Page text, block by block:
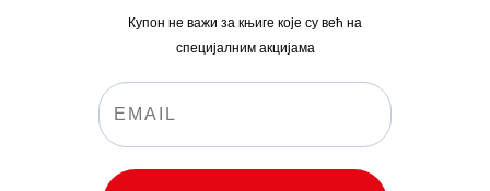
Купон не важи за књиге које су већ на
специјалним акцијама